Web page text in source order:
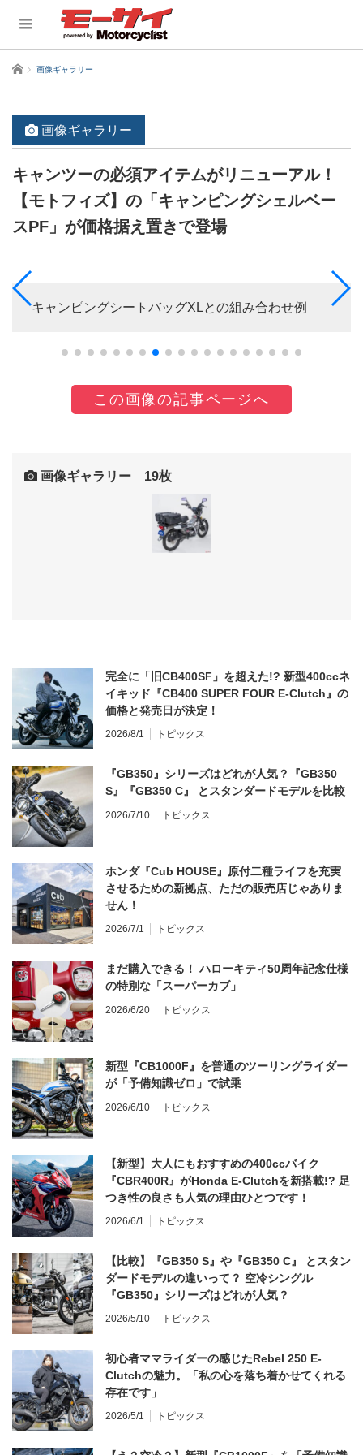
ホーム 画像ギャラリー
画像ギャラリー
キャンツーの必須アイテムがリニューアル！
【モトフィズ】の「キャンピングシェルベー
スPF」が価格据え置きで登場
キャンピングシートバッグXLとの組み合わせ例
この画像の記事ページへ
画像ギャラリー 19枚
完全に「旧CB400SF」を超えた!? 新型400ccネ
イキッド『CB400 SUPER FOUR E-Clutch』の
価格と発売日が決定！
2026/8/1 トピックス
『GB350』シリーズはどれが人気？『GB350
S』『GB350 C』 とスタンダードモデルを比較
2026/7/10 トピックス
ホンダ『Cub HOUSE』原付二種ライフを充実
させるための新拠点、ただの販売店じゃありま
せん！
2026/7/1 トピックス
まだ購入できる！ ハローキティ50周年記念仕様
の特別な「スーパーカブ」
2026/6/20 トピックス
新型『CB1000F』を普通のツーリングライダー
が「予備知識ゼロ」で試乗
2026/6/10 トピックス
【新型】大人にもおすすめの400ccバイク
『CBR400R』がHonda E-Clutchを新搭載!? 足
つき性の良さも人気の理由ひとつです！
2026/6/1 トピックス
【比較】『GB350 S』や『GB350 C』 とスタン
ダードモデルの違いって？ 空冷シングル
『GB350』シリーズはどれが人気？
2026/5/10 トピックス
初心者ママライダーの感じたRebel 250 E-
Clutchの魅力。「私の心を落ち着かせてくれる
存在です」
2026/5/1 トピックス